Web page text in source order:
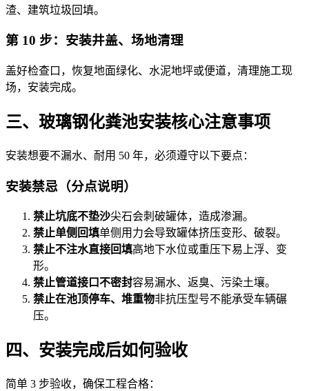
渣、建筑垃圾回填。
第 10 步：安装井盖、场地清理
盖好检查口，恢复地面绿化、水泥地坪或便道，清理施工现
场，安装完成。
三、玻璃钢化粪池安装核心注意事项
安装想要不漏水、耐用 50 年，必须遵守以下要点：
安装禁忌（分点说明）
禁止坑底不垫沙尖石会刺破罐体，造成渗漏。
禁止单侧回填单侧用力会导致罐体挤压变形、破裂。
禁止不注水直接回填高地下水位或重压下易上浮、变
形。
禁止管道接口不密封容易漏水、返臭、污染土壤。
禁止在池顶停车、堆重物非抗压型号不能承受车辆碾
压。
四、安装完成后如何验收
简单 3 步验收，确保工程合格：